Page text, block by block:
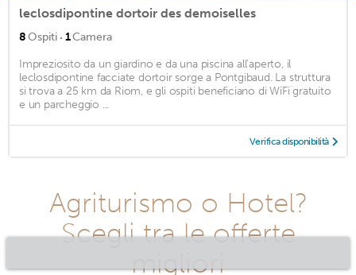
leclosdipontine dortoir des demoiselles
8Ospiti · 1Camera
Impreziosito da un giardino e da una piscina all'aperto, il
leclosdipontine facciate dortoir sorge a Pontgibaud. La struttura
si trova a 25 km da Riom, e gli ospiti beneficiano di WiFi gratuito
e un parcheggio ...
Verifica disponibilità
Agriturismo o Hotel?
Scegli tra le offerte
migliori